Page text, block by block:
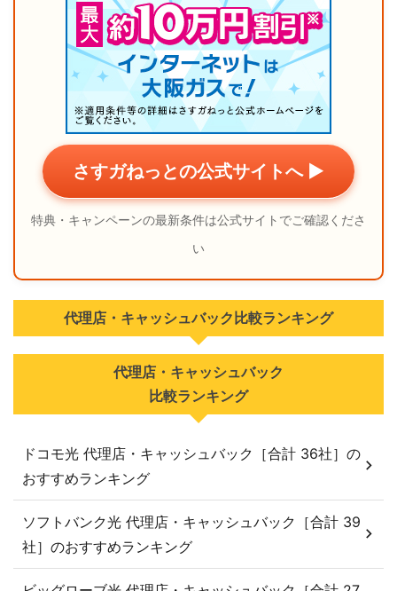
さすガねっとの公式サイトへ ▶
特典・キャンペーンの最新条件は公式サイトでご確認くださ
い
代理店・キャッシュバック比較ランキング
代理店・キャッシュバック
比較ランキング
ドコモ光 代理店・キャッシュバック［合計 36社］の
おすすめランキング
ソフトバンク光 代理店・キャッシュバック［合計 39
社］のおすすめランキング